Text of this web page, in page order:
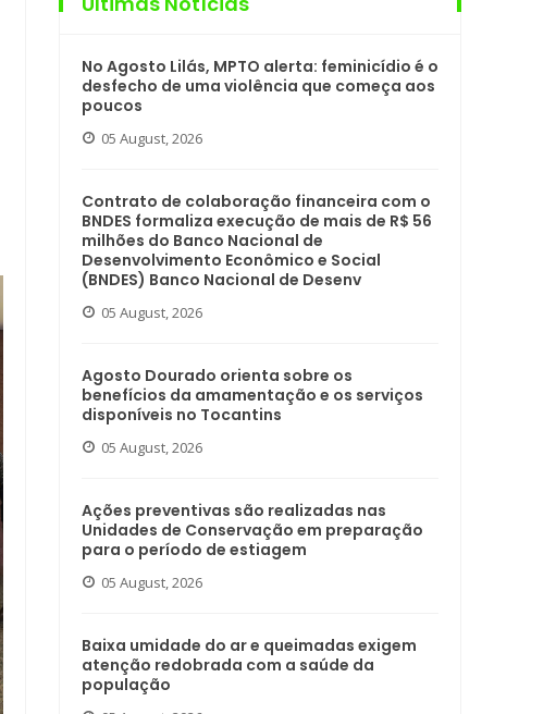
No Agosto Lilás, MPTO alerta: feminicídio é o
desfecho de uma violência que começa aos
poucos
05 August, 2026
Contrato de colaboração financeira com o
BNDES formaliza execução de mais de R$ 56
milhões do Banco Nacional de
Desenvolvimento Econômico e Social
(BNDES) Banco Nacional de Desenv
05 August, 2026
Agosto Dourado orienta sobre os
benefícios da amamentação e os serviços
disponíveis no Tocantins
05 August, 2026
Ações preventivas são realizadas nas
Unidades de Conservação em preparação
para o período de estiagem
05 August, 2026
Baixa umidade do ar e queimadas exigem
atenção redobrada com a saúde da
população